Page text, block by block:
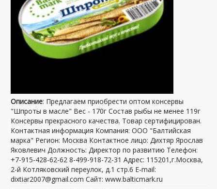
Описание: Предлагаем приобрести оптом консервы
"Шпроты в масле" Вес - 170г Состав рыбы не менее 119г
Консервы прекрасного качества. Товар сертифицирован.
Контактная информация Компания: ООО "Балтийская
марка" Регион: Москва Контактное лицо: Дихтяр Ярослав
Яковлевич Должность: Директор по развитию Телефон:
+7-915-428-62-62 8-499-918-72-31 Адрес: 115201,г.Москва,
2-й Котляковский переулок, д.1 стр.6 E-mail:
dixtiar2007@gmail.com Сайт: www.balticmark.ru